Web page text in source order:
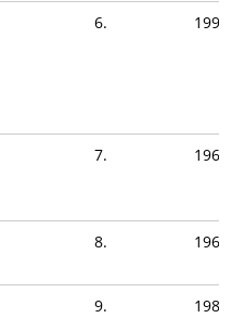
6. 1991
7. 1967
8. 1965
9.
1988